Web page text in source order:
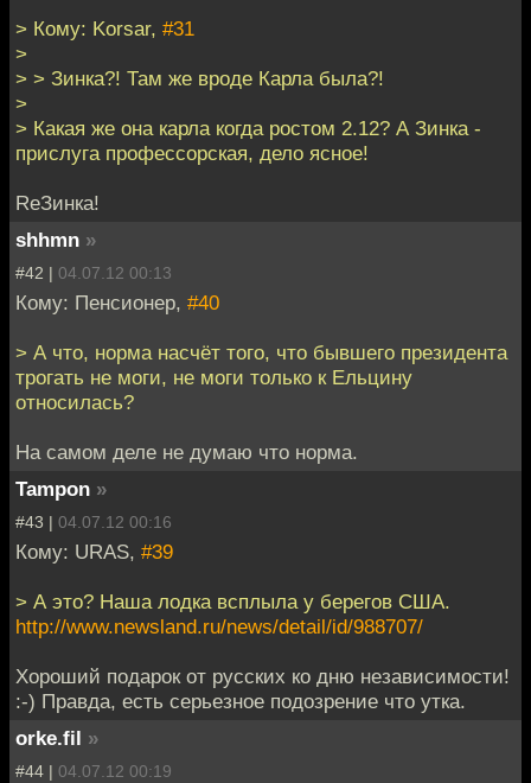
> Кому: Korsar, #31
>
> > Зинка?! Там же вроде Карла была?!
>
> Какая же она карла когда ростом 2.12? А Зинка -
прислуга профессорская, дело ясное!
ReЗинка!
shhmn »
#42 | 04.07.12 00:13
Кому: Пенсионер, #40
> А что, норма насчёт того, что бывшего президента
трогать не моги, не моги только к Ельцину
относилась?
На самом деле не думаю что норма.
Tampon »
#43 | 04.07.12 00:16
Кому: URAS, #39
> А это? Наша лодка всплыла у берегов США.
http://www.newsland.ru/news/detail/id/988707/
Хороший подарок от русских ко дню независимости!
:-) Правда, есть серьезное подозрение что утка.
orke.fil »
#44 | 04.07.12 00:19